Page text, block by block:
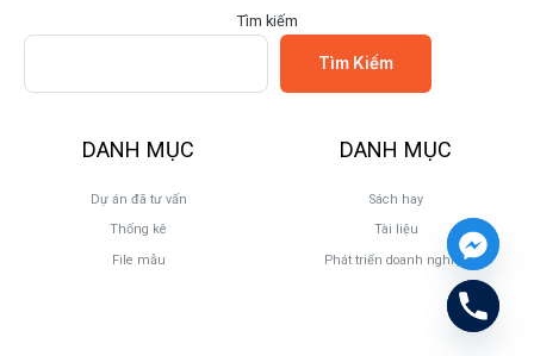
Tìm kiếm
Tìm Kiếm
DANH MỤC
Dự án đã tư vấn
Thống kê
File mẫu
DANH MỤC
Sách hay
Tài liệu
Phát triển doanh nghiệp